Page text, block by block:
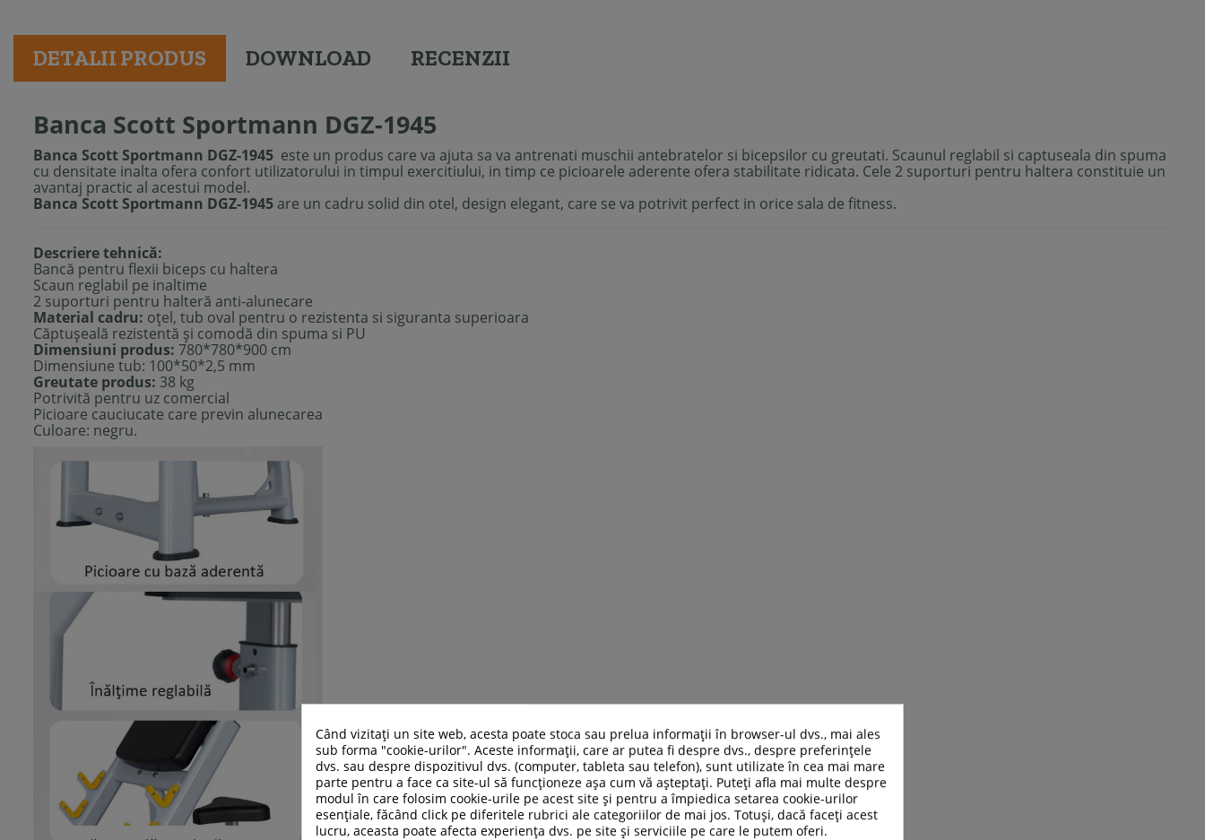
DETALII PRODUS DOWNLOAD RECENZII
Banca Scott Sportmann DGZ-1945
Banca Scott Sportmann DGZ-1945 este un produs care va ajuta sa va antrenati muschii antebratelor si bicepsilor cu greutati. Scaunul reglabil si captuseala din spuma
cu densitate inalta ofera confort utilizatorului in timpul exercitiului, in timp ce picioarele aderente ofera stabilitate ridicata. Cele 2 suporturi pentru haltera constituie un
avantaj practic al acestui model.
Banca Scott Sportmann DGZ-1945 are un cadru solid din otel, design elegant, care se va potrivit perfect in orice sala de fitness.
Descriere tehnică:
Bancă pentru flexii biceps cu haltera
Scaun reglabil pe inaltime
2 suporturi pentru halteră anti-alunecare
Material cadru: oţel, tub oval pentru o rezistenta si siguranta superioara
Căptuşeală rezistentă şi comodă din spuma si PU
Dimensiuni produs: 780*780*900 cm
Dimensiune tub: 100*50*2,5 mm
Greutate produs: 38 kg
Potrivită pentru uz comercial
Picioare cauciucate care previn alunecarea
Culoare: negru.
Când vizitați un site web, acesta poate stoca sau prelua informații în browser-ul dvs., mai ales
sub forma "cookie-urilor". Aceste informații, care ar putea fi despre dvs., despre preferințele
dvs. sau despre dispozitivul dvs. (computer, tableta sau telefon), sunt utilizate în cea mai mare
parte pentru a face ca site-ul să funcționeze așa cum vă așteptați. Puteți afla mai multe despre
modul în care folosim cookie-urile pe acest site și pentru a împiedica setarea cookie-urilor
esențiale, făcând click pe diferitele rubrici ale categoriilor de mai jos. Totuși, dacă faceți acest
lucru, aceasta poate afecta experiența dvs. pe site și serviciile pe care le putem oferi.